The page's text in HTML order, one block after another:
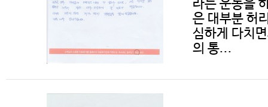
라는 운동을
은 대부분 허
심하게 다치
의 통...